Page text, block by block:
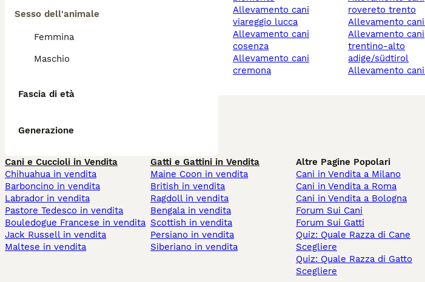
Sesso dell'animale
Femmina
Maschio
Fascia di età
Generazione
allevamento cani
viareggio lucca
allevamento cani
cosenza
allevamento cani
cremona
rovereto trento
allevamento
allevamento cani
trentino-alto
adige/südtirol
allevamento
Cani e Cuccioli in Vendita
Chihuahua in vendita
Barboncino in vendita
Labrador in vendita
Pastore Tedesco in vendita
Bouledogue Francese in vendita
Jack Russell in vendita
Maltese in vendita
Gatti e Gattini in Vendita
Maine Coon in vendita
British in vendita
Ragdoll in vendita
Bengala in vendita
Scottish in vendita
Persiano in vendita
Siberiano in vendita
Altre Pagine Popolari
Cani in Vendita a Milano
Cani in Vendita a Roma
Cani in Vendita a Bologna
Forum Sui Cani
Forum Sui Gatti
Quiz: Quale Razza di Cane
Scegliere
Quiz: Quale Razza di Gatto
Scegliere